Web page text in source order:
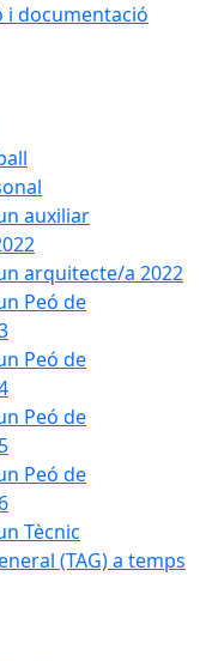
i documentació
auxiliar
arquitecte/a 2022
Peó de
Peó de
Peó de
Peó de
Tècnic
(TAG) a temps